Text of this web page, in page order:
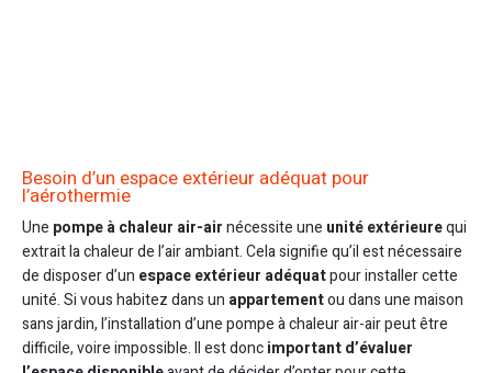
Besoin d’un espace extérieur adéquat pour
l’aérothermie
Une pompe à chaleur air-airnécessite une unité extérieurequi
extrait la chaleur de l’air ambiant. Cela signifie qu’il est nécessaire
de disposer d’un espace extérieur adéquatpour installer cette
unité. Si vous habitez dans un appartementou dans une maison
sans jardin, l’installation d’une pompe à chaleur air-air peut être
difficile, voire impossible. Il est doncimportant d’évaluer